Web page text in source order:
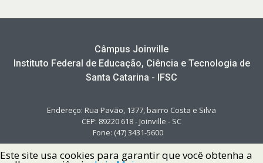
Câmpus Joinville
Instituto Federal de Educação, Ciência e Tecnologia de
Santa Catarina - IFSC
Endereço: Rua Pavão, 1377, bairro Costa e Silva
CEP: 89220 618 - Joinville - SC
Fone: (47) 3431-5600
Este site usa cookies para garantir que você obtenha a